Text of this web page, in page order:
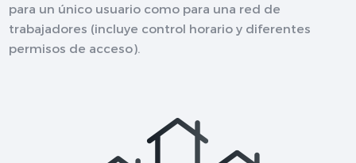
para un único usuario como para una red de
trabajadores (incluye control horario y diferentes
permisos de acceso).